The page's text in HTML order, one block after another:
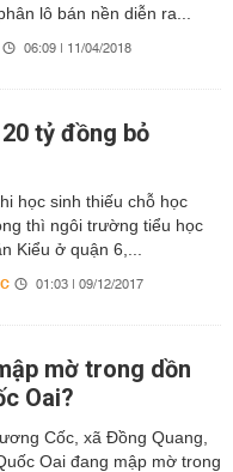
lô bán nền diễn ra...
06:09 | 11/04/2018
tỷ đồng bỏ
học sinh thiếu chỗ học
thì ngôi trường tiểu học
Kiểu ở quận 6,...
01:03 | 09/12/2017
mờ trong dồn
Oai?
Cốc, xã Đồng Quang,
Oai đang mập mờ trong